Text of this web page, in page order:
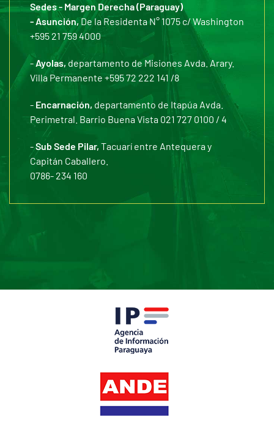
Sedes - Margen Derecha (Paraguay)
- Asunción,De la Residenta N° 1075 c/ Washington
+595 21 759 4000
-Ayolas, departamento de Misiones Avda. Arary.
Villa Permanente +595 72 222 141 /8
- Encarnación, departamento de Itapúa Avda.
Perimetral. Barrio Buena Vista 021 727 0100 / 4
-Sub Sede Pilar, Tacuarí entre Antequera y
Capitán Caballero.
0786- 234 160